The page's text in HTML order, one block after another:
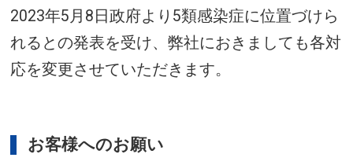
2023年5月8日政府より5類感染症に位置づけら
れるとの発表を受け、弊社におきましても各対
応を変更させていただきます。
お客様へのお願い